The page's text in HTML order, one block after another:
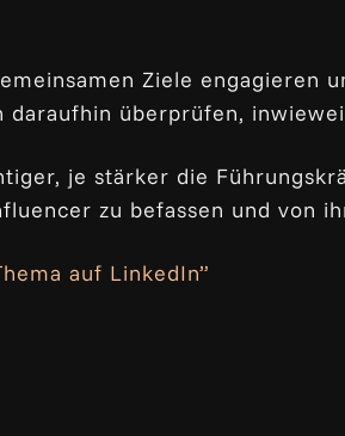
Ziele engagieren
daraufhin überprüfen,
je stärker die
zu befassen und von
auf LinkedIn”